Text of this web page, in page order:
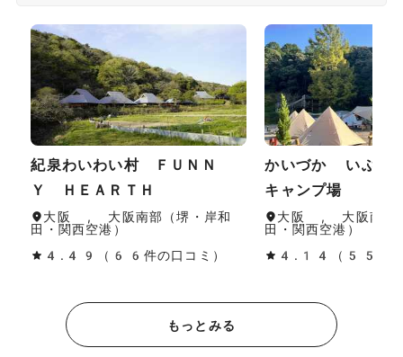
紀泉わいわい村 ＦＵＮＮ
Ｙ ＨＥＡＲＴＨ
大阪 , 大阪南部（堺・岸和
田・関西空港）
4.49（66件の口コミ）
かいづか いぶき
キャンプ場
大阪 , 大阪南部
田・関西空港）
4.14（55件の
もっとみる